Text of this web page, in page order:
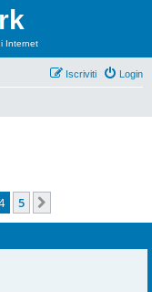
Internet
Login
Iscriviti
5